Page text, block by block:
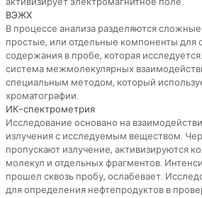
ВЭЖХ
В процессе анализа разделяются
простые, или отдельные компоненты для
содержания в пробе, которая
система межмолекулярных
специальным методом, который
хроматографии.
ИК-спектрометрия
Исследование основано на
излучения с исследуемым веществом.
пропускают излучение, активизируются
молекул и отдельных фрагментов.
прошел сквозь пробу, ослабевает.
для определения нефтепродуктов в